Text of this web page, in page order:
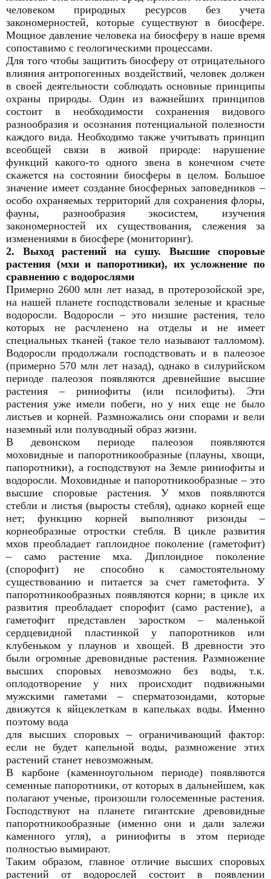
человеком природных ресурсов без учета
закономерностей, которые существуют в биосфере.
Мощное давление человека на биосферу в наше время
сопоставимо с геологическими процессами.
Для того чтобы защитить биосферу от отрицательного
влияния антропогенных воздействий, человек должен
в своей деятельности соблюдать основные принципы
охраны природы. Один из важнейших принципов
состоит в необходимости сохранения видового
разнообразия и осознания потенциальной полезности
каждого вида. Необходимо также учитывать принцип
всеобщей связи в живой природе: нарушение
функций какого-то одного звена в конечном счете
скажется на состоянии биосферы в целом. Большое
значение имеет создание биосферных заповедников –
особо охраняемых территорий для сохранения флоры,
фауны, разнообразия экосистем, изучения
закономерностей их существования, слежения за
изменениями в биосфере (мониторинг).
2. Выход растений на сушу. Высшие споровые
растения (мхи и папоротники), их усложнение по
сравнению с водорослями
Примерно 2600 млн лет назад, в протерозойской эре,
на нашей планете господствовали зеленые и красные
водоросли. Водоросли – это низшие растения, тело
которых не расчленено на отделы и не имеет
специальных тканей (такое тело называют талломом).
Водоросли продолжали господствовать и в палеозое
(примерно 570 млн лет назад), однако в силурийском
периоде палеозоя появляются древнейшие высшие
растения – риниофиты (или псилофиты). Эти
растения уже имели побеги, но у них еще не было
листьев и корней. Размножались они спорами и вели
наземный или полуводный образ жизни.
В девонском периоде палеозоя появляются
моховидные и папоротникообразные (плауны, хвощи,
папоротники), а господствуют на Земле риниофиты и
водоросли. Моховидные и папоротникообразные – это
высшие споровые растения. У мхов появляются
стебли и листья (выросты стебля), однако корней еще
нет; функцию корней выполняют ризоиды –
корнеобразные отростки стебля. В цикле развития
мхов преобладает гаплоидное поколение (гаметофит)
– само растение мха. Диплоидное поколение
(спорофит) не способно к самостоятельному
существованию и питается за счет гаметофита. У
папоротникообразных появляются корни; в цикле их
развития преобладает спорофит (само растение), а
гаметофит представлен заростком – маленькой
сердцевидной пластинкой у папоротников или
клубеньком у плаунов и хвощей. В древности это
были огромные древовидные растения. Размножение
высших споровых невозможно без воды, т.к.
оплодотворение у них происходит подвижными
мужскими гаметами – сперматозоидами, которые
движутся к яйцеклеткам в капельках воды. Именно
поэтому вода
для высших споровых – ограничивающий фактор:
если не будет капельной воды, размножение этих
растений станет невозможным.
В карбоне (каменноугольном периоде) появляются
семенные папоротники, от которых в дальнейшем, как
полагают ученые, произошли голосеменные растения.
Господствуют на планете гигантские древовидные
папоротникообразные (именно они и дали залежи
каменного угля), а риниофиты в этом периоде
полностью вымирают.
Таким образом, главное отличие высших споровых
растений от водорослей состоит в появлении